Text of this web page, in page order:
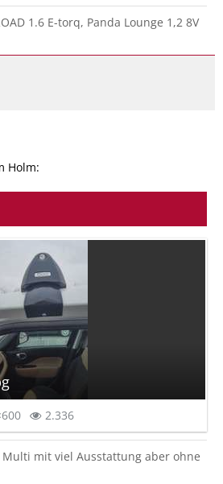
1.6 E-torq, Panda Lounge 1,2 8V
Holm:
2.336
Multi mit viel Ausstattung aber ohne